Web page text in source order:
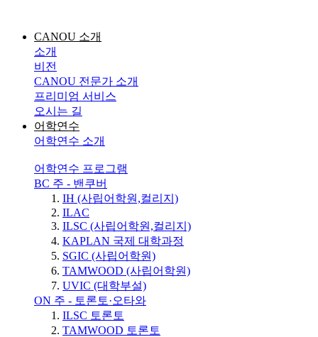
CANOU 소개
소개
비전
CANOU 전문가 소개
프리미엄 서비스
오시는 길
어학연수
어학연수 소개
어학연수 프로그램
BC 주 - 밴쿠버
IH (사립어학원,컬리지)
ILAC
ILSC (사립어학원,컬리지)
KAPLAN 국제 대학과정
SGIC (사립어학원)
TAMWOOD (사립어학원)
UVIC (대학부설)
ON 주 - 토론토·오타와
ILSC 토론토
TAMWOOD 토론토